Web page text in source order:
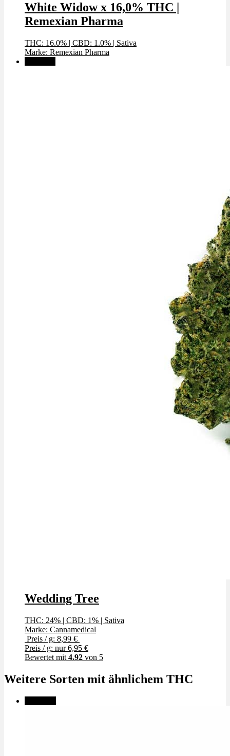
White Widow x 16,0% THC |
Remexian Pharma
THC: 16.0% | CBD: 1.0% | Sativa
Marke: Remexian Pharma
Wedding Tree
THC: 24% | CBD: 1% | Sativa
Marke: Cannamedical
Preis / g: 8,99 €
Preis / g: nur 6,95 €
Bewertet mit 4.92 von 5
Weitere Sorten mit ähnlichem THC